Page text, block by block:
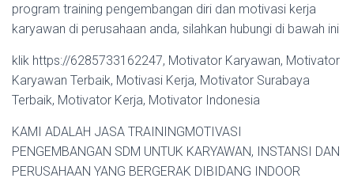
program training pengembangan diri dan motivasi kerja
karyawan di perusahaan anda, silahkan hubungi di bawah ini
klik https://6285733162247, Motivator Karyawan, Motivator
Karyawan Terbaik, Motivasi Kerja, Motivator Surabaya
Terbaik, Motivator Kerja, Motivator Indonesia
KAMI ADALAH JASA TRAININGMOTIVASI
PENGEMBANGAN SDM UNTUK KARYAWAN, INSTANSI DAN
PERUSAHAAN YANG BERGERAK DIBIDANG INDOOR